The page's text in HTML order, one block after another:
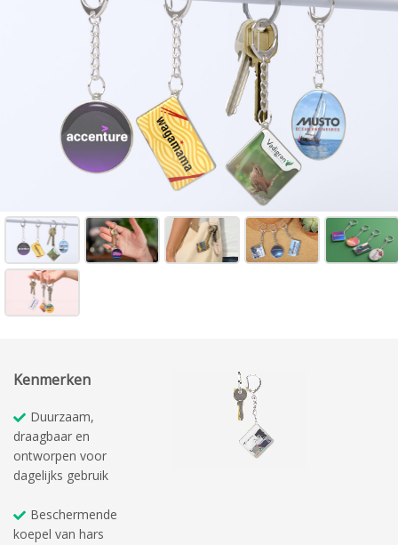
Kenmerken
Duurzaam,
draagbaar en
ontworpen voor
dagelijks gebruik
Beschermende
koepel van hars